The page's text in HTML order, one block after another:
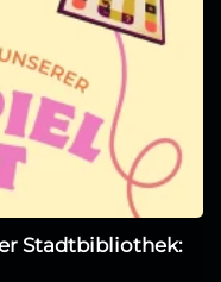
Stadtbibliothek: